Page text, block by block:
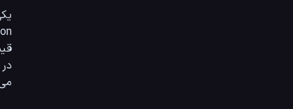
می‌شود؛ بنابراین، شکاف بزرگ بین این دو